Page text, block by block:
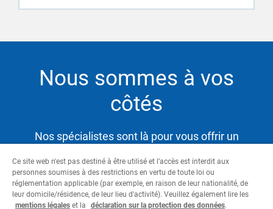
Nous sommes à vos
côtés
Nos spécialistes sont là pour vous offrir un
besoins tout en vous aidant à atteindre vos
objectifs.
Ce site web n'est pas destiné à être utilisé et l’accès est interdit aux
personnes soumises à des restrictions en vertu de toute loi ou
réglementation applicable (par exemple, en raison de leur nationalité, de
leur domicile/résidence, de leur lieu d'activité). Veuillez également lire les
mentions légales et la déclaration sur la protection des données.